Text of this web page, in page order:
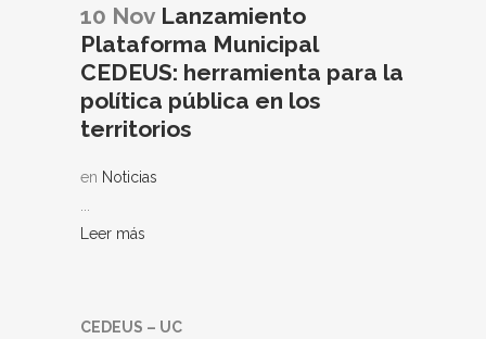
10 Nov Lanzamiento
Plataforma Municipal
CEDEUS: herramienta para la
política pública en los
territorios
en Noticias
Leer más
CEDEUS – UC